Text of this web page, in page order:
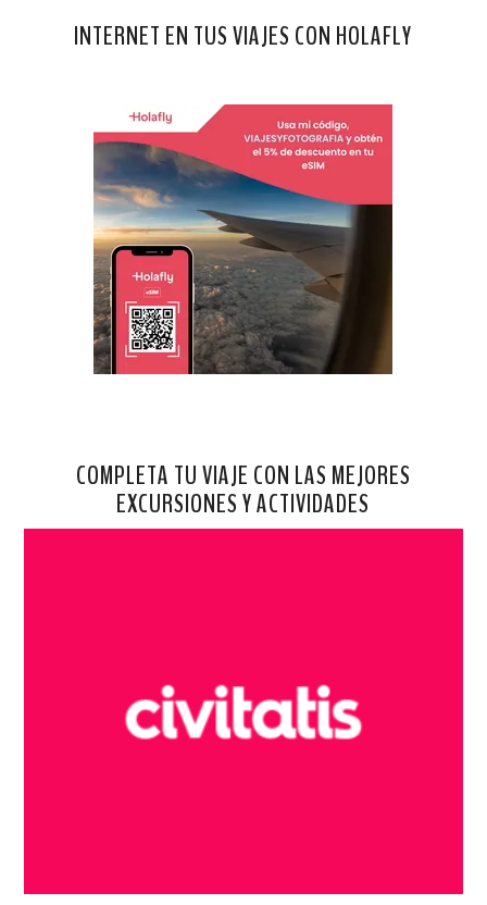
INTERNET EN TUS VIAJES CON HOLAFLY
COMPLETA TU VIAJE CON LAS MEJORES
EXCURSIONES Y ACTIVIDADES